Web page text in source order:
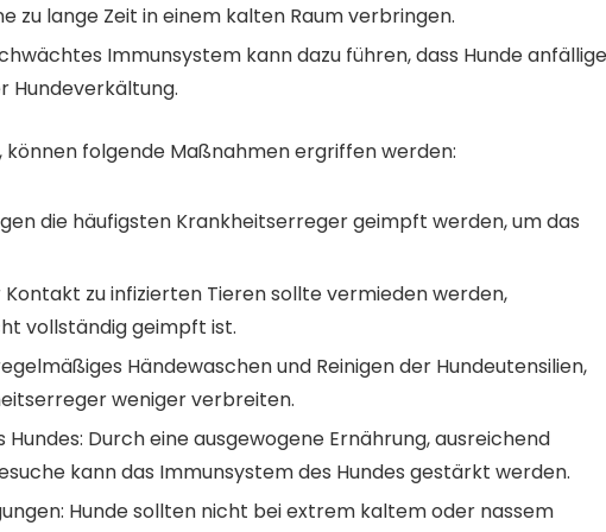
zu lange Zeit in einem kalten Raum verbringen.
Immunsystem kann dazu führen, dass Hunde
Hundeverkältung.
können folgende Maßnahmen ergriffen werden:
die häufigsten Krankheitserreger geimpft werden, um das
zu infizierten Tieren sollte vermieden werden,
vollständig geimpft ist.
Händewaschen und Reinigen der Hundeutensilien,
weniger verbreiten.
Durch eine ausgewogene Ernährung, ausreichend
kann das Immunsystem des Hundes gestärkt werden.
Hunde sollten nicht bei extrem kaltem oder nassem